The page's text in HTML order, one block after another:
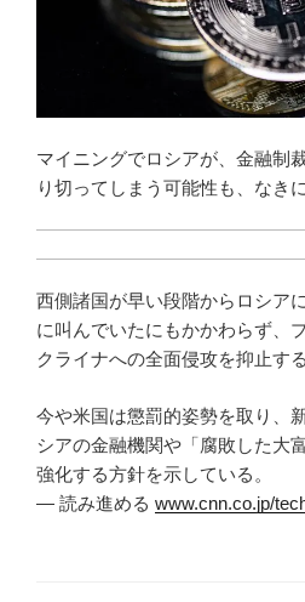
マイニングでロシアが、金融制
り切ってしまう可能性も、なき
西側諸国が早い段階からロシア
に叫んでいたにもかかわらず、
クライナへの全面侵攻を抑止す
今や米国は懲罰的姿勢を取り、
シアの金融機関や「腐敗した大
強化する方針を示している。
— 読み進める www.cnn.co.jp/